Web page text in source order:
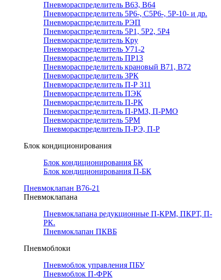
Пневмораспределитель В63, В64
Пневмораспределитель 5Р6-, С5Р6-, 5Р-10- и др.
Пневмораспределитель РЭП
Пневмораспределитель 5Р1, 5Р2, 5Р4
Пневмораспределитель Кру
Пневмораспределитель У71-2
Пневмораспределитель ПР13
Пневмораспределитель крановый В71, В72
Пневмораспределитель 3РК
Пневмораспределитель П-Р 311
Пневмораспределитель ПЭК
Пневмораспределитель П-РК
Пневмораспределитель П-РМЗ, П-РМО
Пневмораспределитель 5РМ
Пневмораспределитель П-РЭ, П-Р
Блок кондиционирования
Блок кондиционирования БК
Блок кондиционирования П-БК
Пневмоклапан В76-21
Пневмоклапана
Пневмоклапана редукционные П-КРМ, ПКРТ, П-
РК.
Пневмоклапан ПКВБ
Пневмоблоки
Пневмоблок управления ПБУ
Пневмоблок П-ФРК